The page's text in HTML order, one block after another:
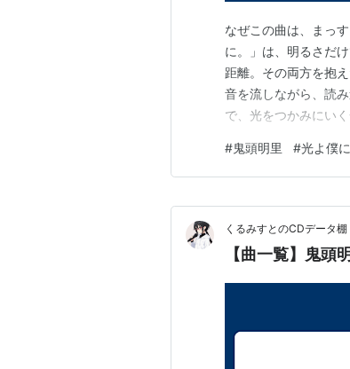
なぜこの曲は、まっ
に。」は、明るさだ
距離。その両方を抱
音を流しながら、読
で、光をつかみにい
で、この曲の世界を
報 曲名：光よ、僕に
#鬼頭明里 #光よ僕に
くるみすとのCDデータ棚
【曲一覧】鬼頭